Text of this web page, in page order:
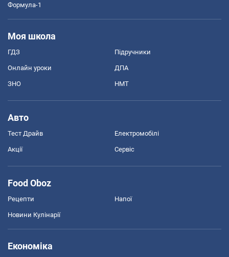
Формула-1
Моя школа
ГДЗ Підручники
Онлайн уроки ДПА
ЗНО НМТ
Авто
Тест Драйв Електромобілі
Акції Сервіс
Food Oboz
Рецепти Напої
Новини Кулінарії
Економіка